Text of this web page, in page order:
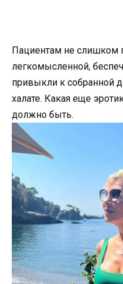
Пациентам не слишком
легкомысленной,
привыкли к собранной
халате. Какая еще
должно быть.